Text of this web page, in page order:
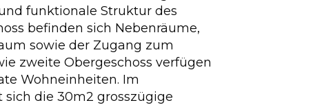
funktionale Struktur des
befinden sich Nebenräume,
sowie der Zugang zum
zweite Obergeschoss verfügen
Wohneinheiten. Im
sich die 30m2 grosszügige